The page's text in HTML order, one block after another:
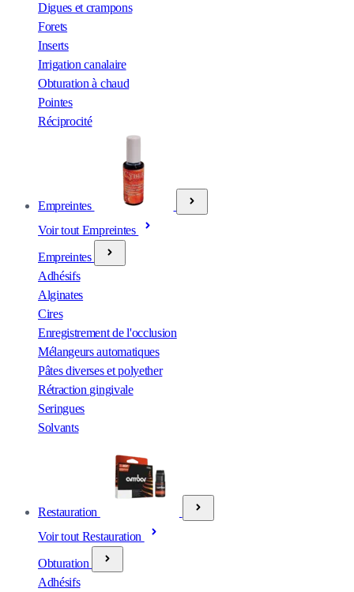
Digues et crampons
Forets
Inserts
Irrigation canalaire
Obturation à chaud
Pointes
Réciprocité
Empreintes
Voir tout Empreintes
Empreintes
Adhésifs
Alginates
Cires
Enregistrement de l'occlusion
Mélangeurs automatiques
Pâtes diverses et polyether
Rétraction gingivale
Seringues
Solvants
Restauration
Voir tout Restauration
Obturation
Adhésifs